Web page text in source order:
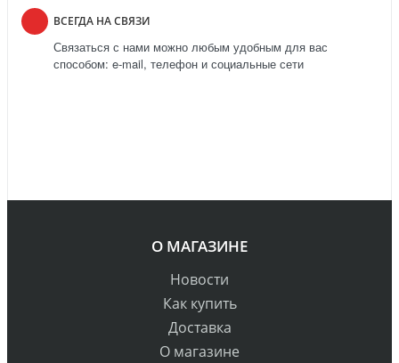
ВСЕГДА НА СВЯЗИ
Связаться с нами можно любым удобным для вас
способом: e-mail, телефон и социальные сети
О МАГАЗИНЕ
Новости
Как купить
Доставка
О магазине